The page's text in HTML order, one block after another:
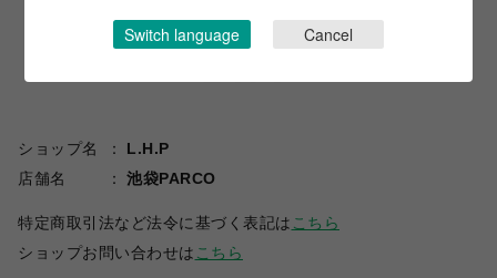
ショップ名
L.H.P
店舗名
池袋PARCO
特定商取引法など法令に基づく表記は こちら
ショップお問い合わせは こちら
Switch language Cancel